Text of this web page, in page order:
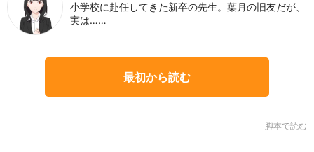
小学校に赴任してきた新卒の先生。葉月の旧友だが、
実は……
最初から読む
脚本で読む